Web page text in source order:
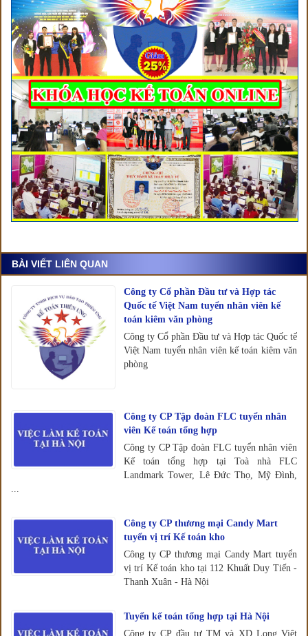
BÀI VIẾT LIÊN QUAN
Công ty Cổ phần Đầu tư và Hợp tác
Quốc tế Việt Nam tuyển nhân viên kế
toán kiêm văn phòng
Công ty Cổ phần Đầu tư và Hợp tác Quốc tế
Việt Nam tuyển nhân viên kế toán kiêm văn
phòng
Công ty CP Tập đoàn FLC tuyển nhân
viên Kế toán tổng hợp
Công ty CP Tập đoàn FLC tuyển nhân viên
Kế toán tổng hợp tại Toà nhà FLC
Landmark Tower, Lê Đức Thọ, Mỹ Đình,
...
Công ty CP thương mại Candy Mart
tuyển vị trí Kế toán kho
Công ty CP thương mại Candy Mart tuyển
vị trí Kế toán kho tại 112 Khuất Duy Tiến -
Thanh Xuân - Hà Nội
Tuyển kế toán tổng hợp tại Hà Nội
Công ty CP đầu tư TM và XD Long Việt